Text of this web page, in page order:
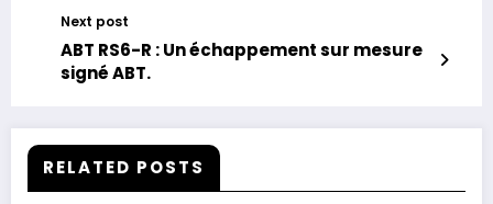
Next post
ABT RS6-R : Un échappement sur mesure
signé ABT.
RELATED POSTS